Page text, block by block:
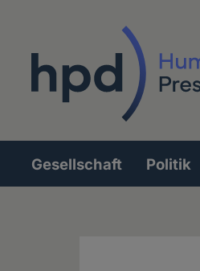
Hauptnavigation
Gesellschaft Politik